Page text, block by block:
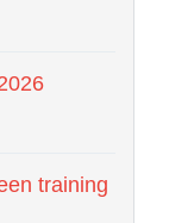
training